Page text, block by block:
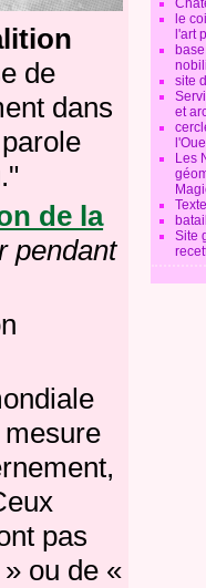
de
dans
de la
pendant
mesure
pas
ou de «
le
l'art
site
et
Les
Site